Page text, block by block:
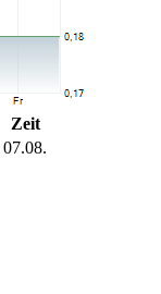
Zeit
07.08.